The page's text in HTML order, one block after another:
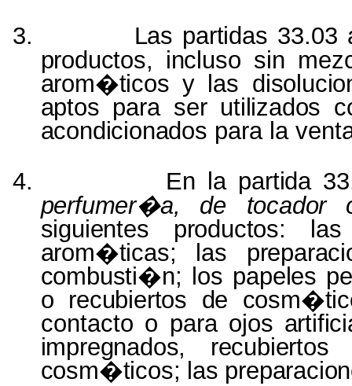
3.
Las partidas 33.03
productos, incluso sin
arom�ticos y las
aptos para ser utilizados
acondicionados para la
4.
En la partida
perfumer�a, de tocador
siguientes productos:
arom�ticas;
las
combusti�n;
los papeles
o recubiertos de
contacto o para ojos
impregnados,
cosm�ticos; las